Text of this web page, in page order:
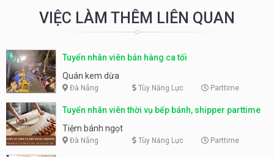
VIỆC LÀM THÊM LIÊN QUAN
Tuyển nhân viên bán hàng ca tối
Quán kem dừa
Đà Nẵng Tùy Năng Lực Parttime
Tuyển nhân viên thời vụ bếp bánh, shipper parttime
Tiệm bánh ngọt
Đà Nẵng Tùy Năng Lực Parttime